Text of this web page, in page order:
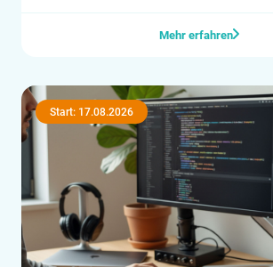
Mehr erfahren
Start: 17.08.2026